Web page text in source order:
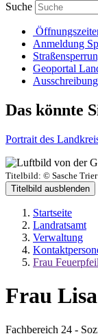
Suche
Anmeldung
Geoportal
Das könnte
Portrait des
Titelbild: © Sasche Trier
Titelbild ausblenden
Startseite
Landratsamt
Verwaltung
Frau Feuerpfeil
Frau
Fachbereich 24 -